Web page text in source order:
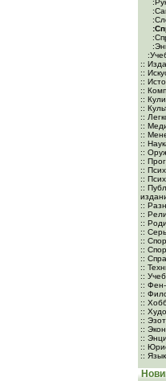
::
::
::
::
::
::
::
::
::
::
::
::
::
::
::
::
::
::
::
::
::
::
::
::
::
::
::
::
::
::
::
::
::